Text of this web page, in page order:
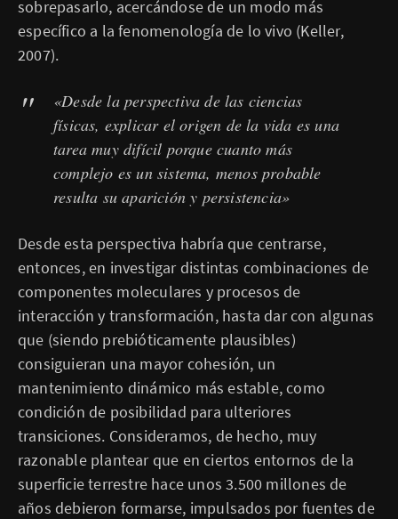
sobrepasarlo, acercándose de un modo más
específico a la fenomenología de lo vivo (Keller,
2007).
«Desde la perspectiva de las ciencias
físicas, explicar el origen de la vida es una
tarea muy difícil porque cuanto más
complejo es un sistema, menos probable
resulta su aparición y persistencia»
Desde esta perspectiva habría que centrarse,
entonces, en investigar distintas combinaciones de
componentes moleculares y procesos de
interacción y transformación, hasta dar con algunas
que (siendo prebióticamente plausibles)
consiguieran una mayor cohesión, un
mantenimiento dinámico más estable, como
condición de posibilidad para ulteriores
transiciones. Consideramos, de hecho, muy
razonable plantear que en ciertos entornos de la
superficie terrestre hace unos 3.500 millones de
años debieron formarse, impulsados por fuentes de